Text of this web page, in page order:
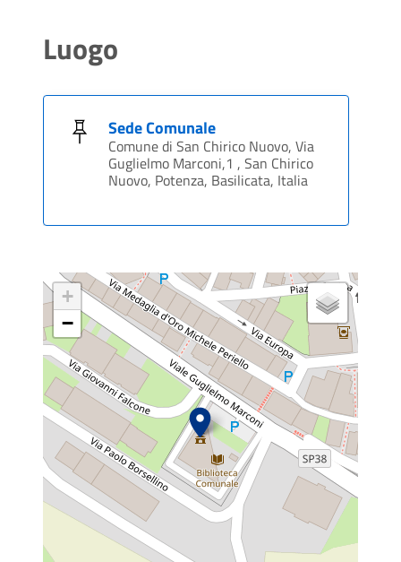
Luogo
Sede Comunale
Comune di San Chirico Nuovo, Via
Guglielmo Marconi,1 , San Chirico
Nuovo, Potenza, Basilicata, Italia
+
−